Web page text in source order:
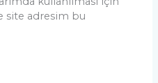
site adresim bu